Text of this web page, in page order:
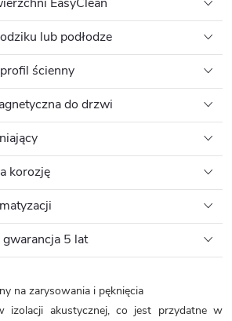
lub podłodze
ścienny
do drzwi
korozję
5 lat
na zarysowania i pęknięcia
izolacji akustycznej, co jest przydatne w